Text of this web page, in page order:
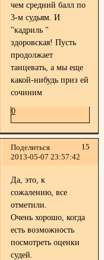
чем средний балл по
3-м судьям. И
"кадриль "
здоровская! Пусть
продолжает
танцевать, а мы еще
какой-нибудь приз ей
сочиним
0
Поделиться
15
2013-05-07 23:57:42
Да, это, к
сожалению, все
отметили.
Очень хорошо, когда
есть возможность
посмотреть оценки
судей.